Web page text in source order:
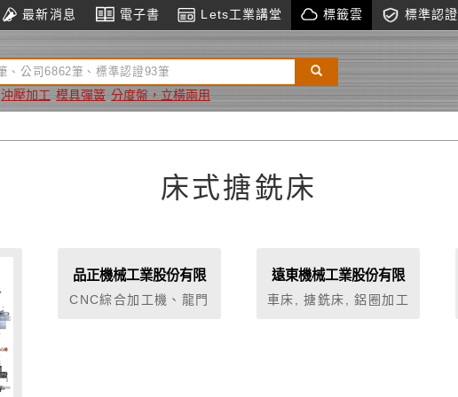
最新消息 電子書 Lets工業講堂 標籤雲 標準認證
沖壓加工 模具彈簧 分度盤，立橫兩用
床式搪銑床
品正機械工業股份有限
公司
CNC綜合加工機、龍門
遠東機械工業股份有限
公司
車床, 搪銑床, 鋁圈加工